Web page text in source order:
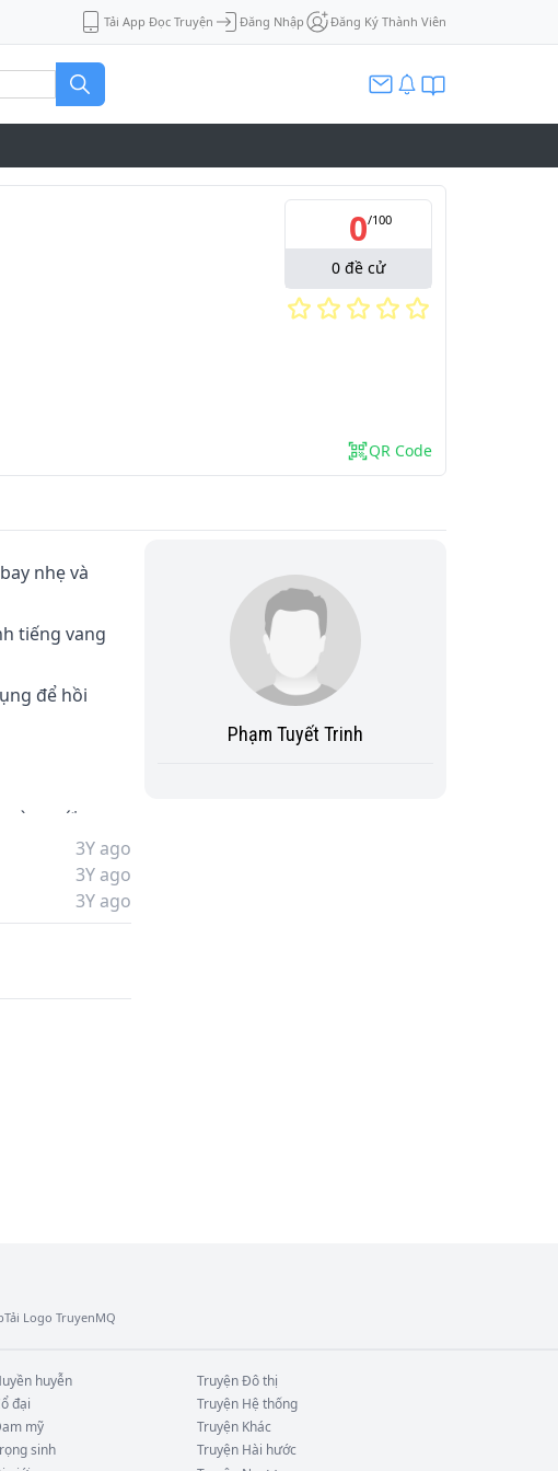
Tải App Đọc Truyện Đăng Nhập Đăng Ký Thành Viên
0/100
0 đề cử
QR Code
nhẹ và
tiếng vang
để hồi
cưới
lại trả lời
Nếu bạn là
Mê Tình".
3Y ago
3Y ago
3Y ago
Phạm Tuyết Trinh
Tải Logo TruyenMQ
huyễn TruyệnĐô thị
đại Truyện Hệ thống
mỹ Truyện Khác
sinh Truyện Hài hước